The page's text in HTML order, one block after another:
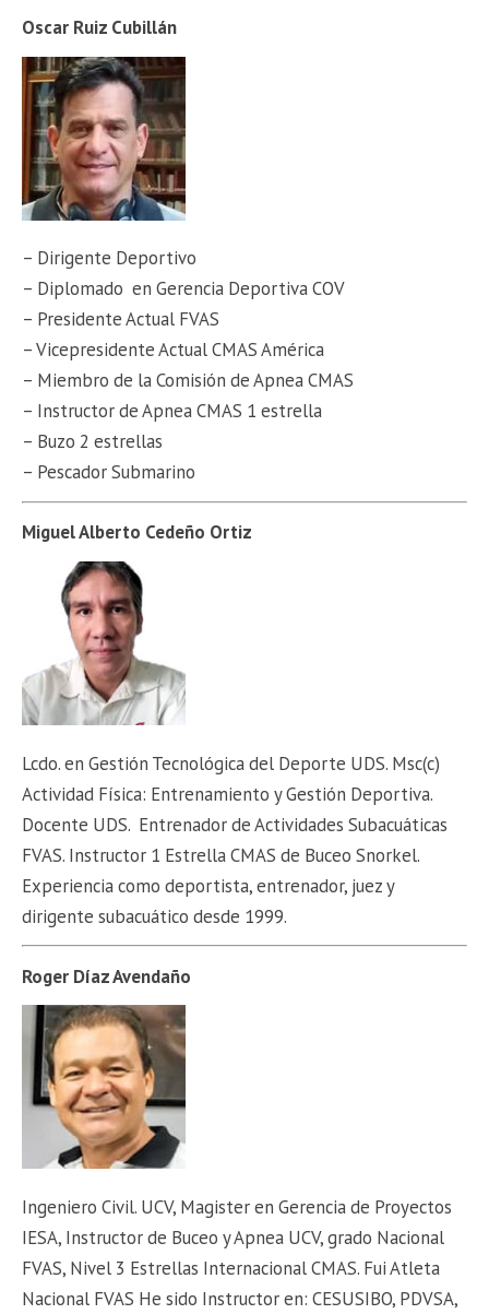
Oscar Ruiz Cubillán
– Dirigente Deportivo
– Diplomado en Gerencia Deportiva COV
– Presidente Actual FVAS
– Vicepresidente Actual CMAS América
– Miembro de la Comisión de Apnea CMAS
– Instructor de Apnea CMAS 1 estrella
– Buzo 2 estrellas
– Pescador Submarino
Miguel Alberto Cedeño Ortiz
Lcdo. en Gestión Tecnológica del Deporte UDS. Msc(c)
Actividad Física: Entrenamiento y Gestión Deportiva.
Docente UDS. Entrenador de Actividades Subacuáticas
FVAS. Instructor 1 Estrella CMAS de Buceo Snorkel.
Experiencia como deportista, entrenador, juez y
dirigente subacuático desde 1999.
Roger Díaz Avendaño
Ingeniero Civil. UCV, Magister en Gerencia de Proyectos
IESA, Instructor de Buceo y Apnea UCV, grado Nacional
FVAS, Nivel 3 Estrellas Internacional CMAS. Fui Atleta
Nacional FVAS He sido Instructor en: CESUSIBO, PDVSA,